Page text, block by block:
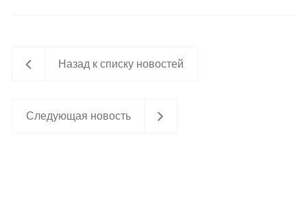
Назад к списку новостей
Следующая новость